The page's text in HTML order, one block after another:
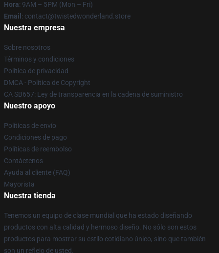
Hora: 9AM – 5PM (Mon – Fri)
Email : contact@twistedwonderland.store
Nuestra empresa
Sobre nosotros
Términos y condiciones
Política de privacidad
DMCA - Política de Copyright
CA SB657: Ley de transparencia en la cadena de suministro
Nuestro apoyo
Políticas de envío
Condiciones de pago
Políticas de reembolso
Contáctenos
Ayuda al cliente (FAQ)
Mayorista
Nuestra tienda
Tenemos un equipo de clase mundial que ha estado diseñando
productos con alta calidad y hermoso diseño. No sólo son estos
productos para mostrar su estilo cotidiano único, sino que también
son un reflejo de usted.